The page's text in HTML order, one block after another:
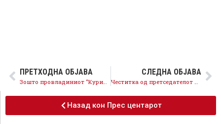
ПРЕТХОДНА ОБЈАВА СЛЕДНА ОБЈАВА
Назад кон Прес центарот